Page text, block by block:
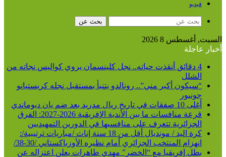
فيديو
بحث عن
السبت, أغسطس 8 2026
أخبار عاجلة
4 دقائق أنقذت حياته.. نجل كلينسمان يروي كواليس نجاته من
الشلل
“سيكون أكبر مني”.. رونالدو يتنبأ بمستقبل نجله كريستيانو
جونيور
أغلى 10 صفقات في تاريخ ريال مدريد بعد ضم يان ديوماندي
قرعة منافسات ما بين الأندية الإفريقية 2026-2027: الفرق
الجزائرية تتعرف على منافسيها في الدورين التمهيديين
كرة اليد / مونديال أقل من 18 سنة إناث /مباريات ترتيبية/:
انهزام المنتخب الجزائري أمام نظيره الأوزباكستاني /30-38/
بطل إفريقيا مع “الخضر” مهدي طاهرات يعلن اعتزاله عن